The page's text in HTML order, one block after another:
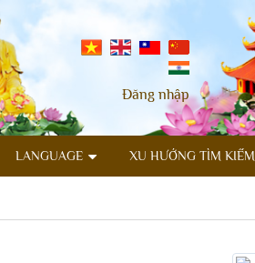
Đăng nhập
LANGUAGE XU HƯỚNG TÌM KIẾM